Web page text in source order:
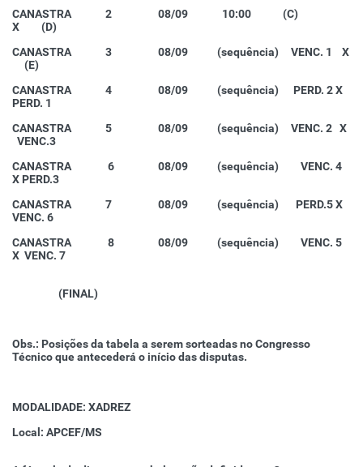
CANASTRA 2 08/09 10:00 (C)
X (D)
CANASTRA 3 08/09 (sequência) VENC. 1 X
(E)
CANASTRA 4 08/09 (sequência) PERD. 2 X
PERD. 1
CANASTRA 5 08/09 (sequência) VENC. 2 X
VENC.3
CANASTRA 6 08/09 (sequência) VENC. 4
X PERD.3
CANASTRA 7 08/09 (sequência) PERD.5 X
VENC. 6
CANASTRA 8 08/09 (sequência) VENC. 5
X VENC. 7
(FINAL)
Obs.: Posições da tabela a serem sorteadas no Congresso
Técnico que antecederá o início das disputas.
MODALIDADE: XADREZ
Local: APCEF/MS